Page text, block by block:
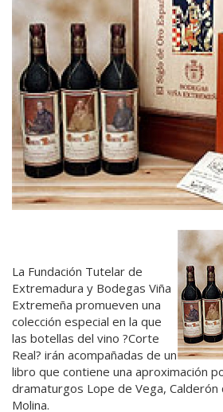
La Fundación Tutelar de
Extremadura y Bodegas Viña
Extremeña promueven una
colección especial en la que
las botellas del vino ?Corte
Real? irán acompañadas de un
libro que contiene una aproximación
dramaturgos Lope de Vega, Calderón
Molina.